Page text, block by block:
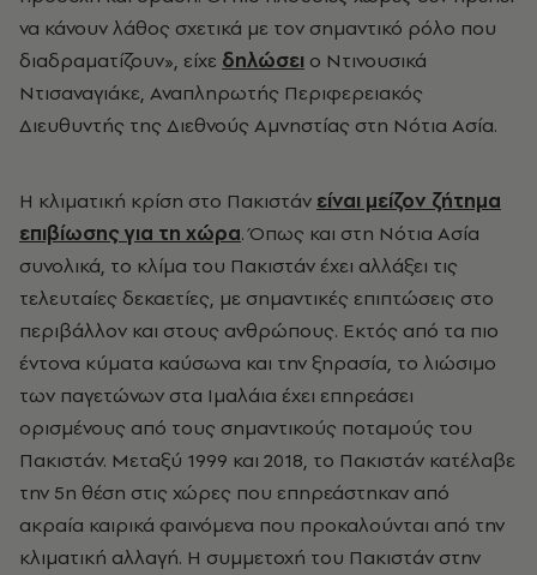
να κάνουν λάθος σχετικά με τον σημαντικό ρόλο που
διαδραματίζουν», είχε δηλώσει ο Ντινουσικά
Ντισαναγιάκε, Αναπληρωτής Περιφερειακός
Διευθυντής της Διεθνούς Αμνηστίας στη Νότια Ασία.
Η κλιματική κρίση στο Πακιστάν είναι μείζον ζήτημα
επιβίωσης για τη χώρα. Όπως και στη Νότια Ασία
συνολικά, το κλίμα του Πακιστάν έχει αλλάξει τις
τελευταίες δεκαετίες, με σημαντικές επιπτώσεις στο
περιβάλλον και στους ανθρώπους. Εκτός από τα πιο
έντονα κύματα καύσωνα και την ξηρασία, το λιώσιμο
των παγετώνων στα Ιμαλάια έχει επηρεάσει
ορισμένους από τους σημαντικούς ποταμούς του
Πακιστάν. Μεταξύ 1999 και 2018, το Πακιστάν κατέλαβε
την 5η θέση στις χώρες που επηρεάστηκαν από
ακραία καιρικά φαινόμενα που προκαλούνται από την
κλιματική αλλαγή. Η συμμετοχή του Πακιστάν στην